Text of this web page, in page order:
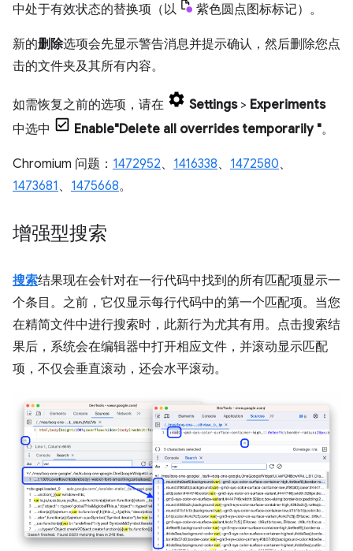
中处于有效状态的替换项（以
紫色圆点图标标记）。
新的删除选项会先显示警告消息并提示确认，然后删除您点
击的文件夹及其所有内容。
如需恢复之前的选项，请在 Settings> Experiments
中选中
Enable"Delete all overrides temporarily "。
Chromium 问题： 1472952、 1416338、 1472580、
1473681 、 1475668。
增强型搜索
搜索结果现在会针对在一行代码中找到的所有匹配项显示一
个条目。之前，它仅显示每行代码中的第一个匹配项。当您
在精简文件中进行搜索时，此新行为尤其有用。点击搜索结
果后，系统会在编辑器中打开相应文件，并滚动显示匹配
项，不仅会垂直滚动，还会水平滚动。